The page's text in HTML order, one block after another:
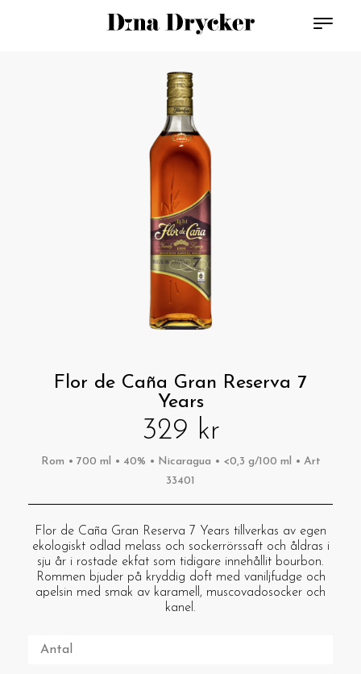
Flor de Caña Gran Reserva 7
Years
329 kr
Rom • 700 ml • 40% • Nicaragua • <0,3 g/100 ml • Art
33401
Flor de Caña Gran Reserva 7 Years tillverkas av egen
ekologiskt odlad melass och sockerrörssaft och åldras i
sju år i rostade ekfat som tidigare innehållit bourbon.
Rommen bjuder på kryddig doft med vaniljfudge och
apelsin med smak av karamell, muscovadosocker och
kanel.